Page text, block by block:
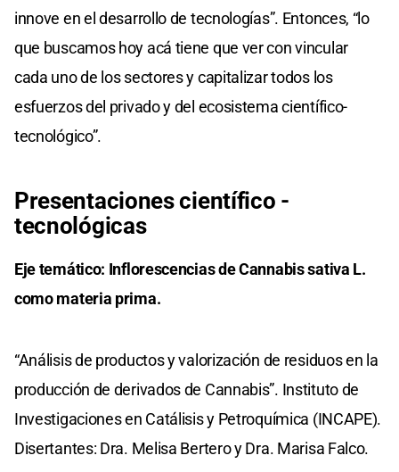
innove en el desarrollo de tecnologías”. Entonces, “lo
que buscamos hoy acá tiene que ver con vincular
cada uno de los sectores y capitalizar todos los
esfuerzos del privado y del ecosistema científico-
tecnológico”.
Presentaciones científico -
tecnológicas
Eje temático: Inflorescencias de Cannabis sativa L.
como materia prima.
“Análisis de productos y valorización de residuos en la
producción de derivados de Cannabis”. Instituto de
Investigaciones en Catálisis y Petroquímica (INCAPE).
Disertantes: Dra. Melisa Bertero y Dra. Marisa Falco.